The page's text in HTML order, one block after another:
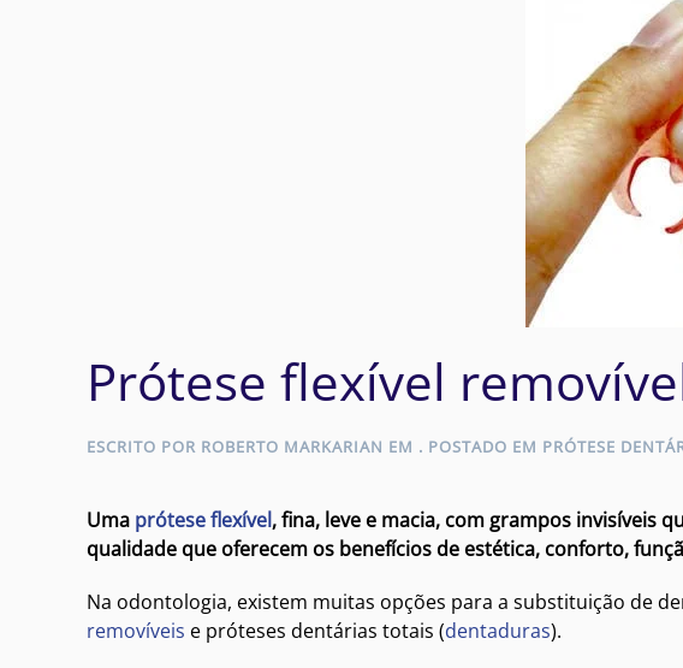
Prótese flexível
ESCRITO POR ROBERTO MARKARIAN EM . POSTADO EM PRÓTESE
Uma prótese flexível, fina, leve e macia, com grampos invisíveis
qualidade que oferecem os benefícios de estética, conforto,
Na odontologia, existem muitas opções para a substituição de
removíveis e próteses dentárias totais (dentaduras).